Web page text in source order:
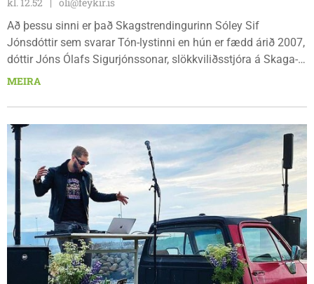
Að þessu sinni er það Skagstrendingurinn Sóley Sif
Jónsdóttir sem svarar Tón-lystinni en hún er fædd árið 2007,
dóttir Jóns Ólafs Sigurjónssonar, slökkviliðsstjóra á Skaga-
strönd, og Hugrúnar Sifjar Hallgrímsdóttur, organista og
Útfararþjónustuna Hugsjón á Skagaströnd. Sóley Sif spilar
mest á píanó en hún syngur einnig og svo spilar hún á
trommur.
MEIRA